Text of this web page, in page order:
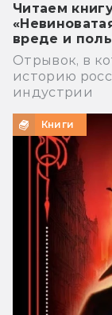
Читаем
вреде и
Отрывок, в
историю
индустрии
Книги